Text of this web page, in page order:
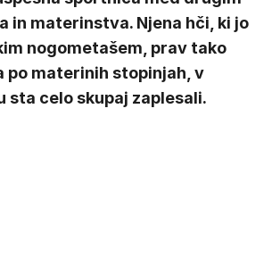
in materinstva. Njena hči, ki jo
nogometašem, prav tako
po materinih stopinjah, v
sta celo skupaj zaplesali.